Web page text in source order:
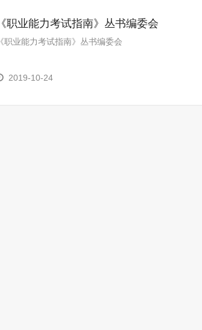
《职业能力考试指南》丛书编委会
《职业能力考试指南》丛书编委会
2019-10-24